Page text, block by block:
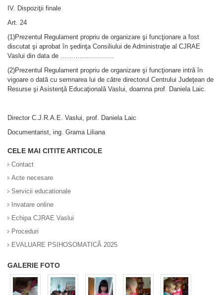
IV. Dispoziţii finale
Art. 24
(1)Prezentul Regulament propriu de organizare şi funcţionare a fost
discutat şi aprobat în şedinţa Consiliului de Administraţie al CJRAE
Vaslui din data de …………..............
(2)Prezentul Regulament propriu de organizare şi funcţionare intrǎ în
vigoare o datǎ cu semnarea lui de cǎtre directorul Centrului Judeţean de
Resurse şi Asistenţǎ Educaţionalǎ Vaslui, doamna prof. Daniela Laic.
Director C.J.R.A.E. Vaslui, prof. Daniela Laic
Documentarist, ing. Grama Liliana
CELE MAI CITITE ARTICOLE
Contact
Acte necesare
Servicii educationale
Invatare online
Echipa CJRAE Vaslui
Proceduri
EVALUARE PSIHOSOMATICĂ 2025
GALERIE FOTO